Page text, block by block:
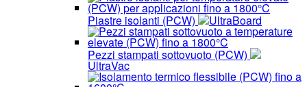
Piastre isolanti (PCW) UltraBoard
Pezzi stampati sottovuoto (PCW)
UltraVac